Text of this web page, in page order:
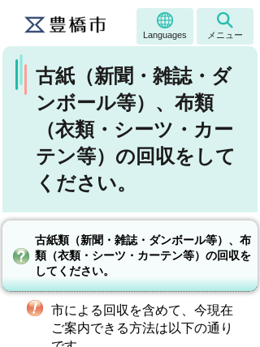
Languages メニュー
古紙（新聞・雑誌・ダ
ンボール等）、布類
（衣類・シーツ・カー
テン等）の回収をして
ください。
古紙類（新聞・雑誌・ダンボール等）、布
類（衣類・シーツ・カーテン等）の回収を
してください。
市による回収を含めて、今現在
ご案内できる方法は以下の通り